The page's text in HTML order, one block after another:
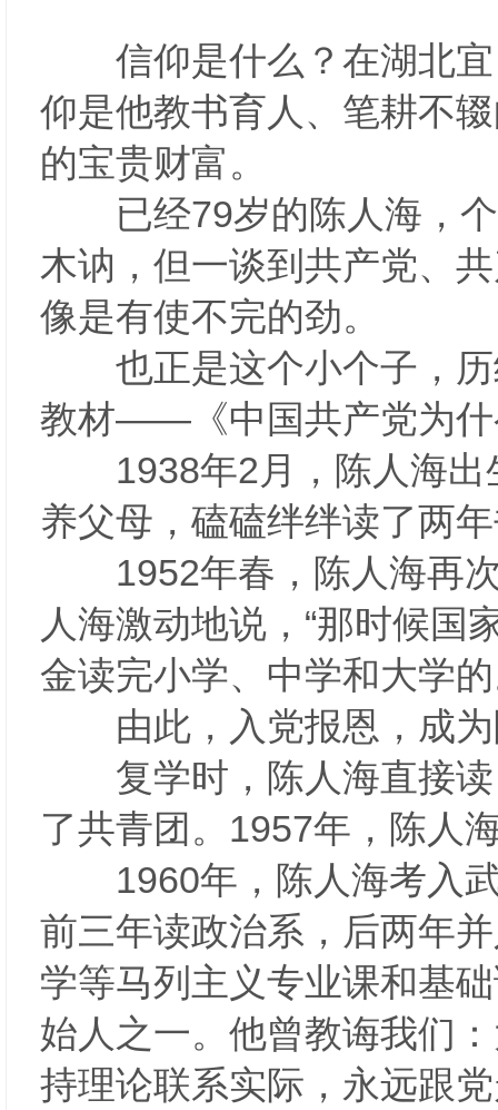
信仰是什么？在湖北宜
仰是他教书育人、笔耕不
的宝贵财富。
已经79岁的陈人海，个
木讷，但一谈到共产党、
像是有使不完的劲。
也正是这个小个子，历
教材——《中国共产党为
1938年2月，陈人海出
养父母，磕磕绊绊读了两
1952年春，陈人海再次
人海激动地说，“那时候国
金读完小学、中学和大学
由此，入党报恩，成为
复学时，陈人海直接读
了共青团。1957年，陈人
1960年，陈人海考入武
前三年读政治系，后两年
学等马列主义专业课和基
始人之一。他曾教诲我们
持理论联系实际，永远跟